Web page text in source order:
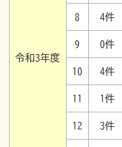
令和3年度
8 4件
9 0件
10 4件
11 1件
12 3件